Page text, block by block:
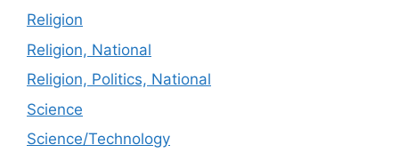
Religion
Religion, National
Religion, Politics, National
Science
Science/Technology